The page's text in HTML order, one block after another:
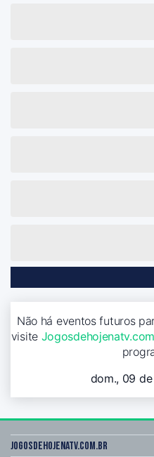
Não há eventos futuros
visite
dom., 09
Jogosdehojenatv.com.br